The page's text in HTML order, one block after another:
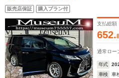
販売店保証 購入プラン付
支払総額
652.
通常ロー
年式
車検
車